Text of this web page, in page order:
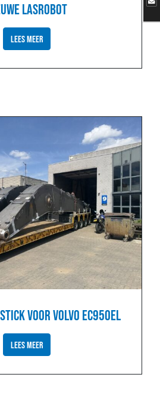
LASROBOT
LEES MEER
VOOR VOLVO EC950EL
LEES MEER